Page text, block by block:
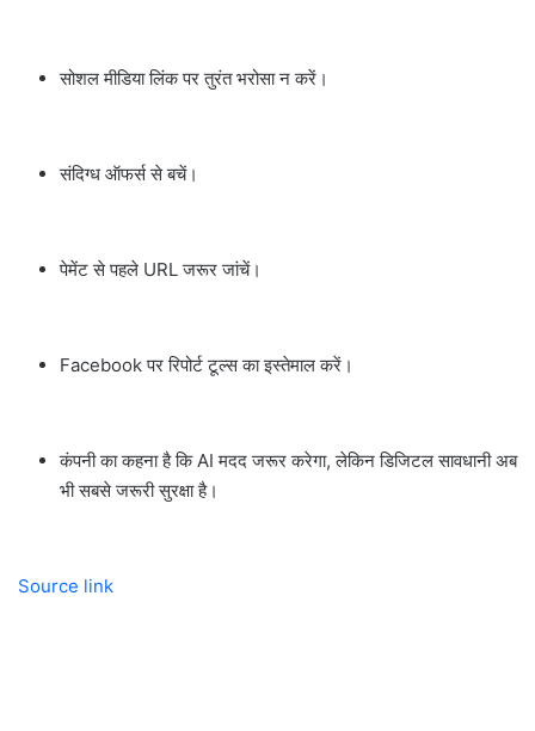
सोशल मीडिया लिंक पर तुरंत भरोसा न करें।
संदिग्ध ऑफर्स से बचें।
पेमेंट से पहले URL जरूर जांचें।
Facebook पर रिपोर्ट टूल्स का इस्तेमाल करें।
कंपनी का कहना है कि AI मदद जरूर करेगा, लेकिन डिजिटल सावधानी अब
भी सबसे जरूरी सुरक्षा है।
Source link